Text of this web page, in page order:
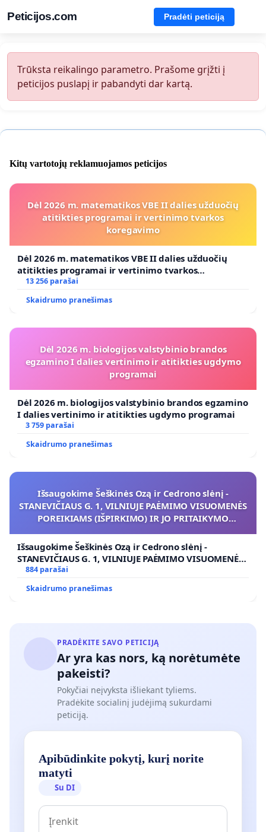
Peticijos.com Pradėti peticiją
Trūksta reikalingo parametro. Prašome grįžti į
peticijos puslapį ir pabandyti dar kartą.
Kitų vartotojų reklamuojamos peticijos
Dėl 2026 m. matematikos VBE II dalies užduočių
atitikties programai ir vertinimo tvarkos
koregavimo
Dėl 2026 m. matematikos VBE II dalies užduočių
atitikties programai ir vertinimo tvarkos
koregavimo
13 256 parašai
Skaidrumo pranešimas
Dėl 2026 m. biologijos valstybinio brandos
egzamino I dalies vertinimo ir atitikties ugdymo
programai
Dėl 2026 m. biologijos valstybinio brandos egzamino
I dalies vertinimo ir atitikties ugdymo programai
3 759 parašai
Skaidrumo pranešimas
Išsaugokime Šeškinės Ozą ir Cedrono slėnį -
STANEVIČIAUS G. 1, VILNIUJE PAĖMIMO VISUOMENĖS
POREIKIAMS (IŠPIRKIMO) IR JO PRITAIKYMO
Išsaugokime Šeškinės Ozą ir Cedrono slėnį -
STANEVIČIAUS G. 1, VILNIUJE PAĖMIMO VISUOMENĖS
POREIKIAMS (IŠPIRKIMO) IR JO PRITAIKYMO VIEŠAJAI
ŽELDYNŲ FUNKCIJAI
884 parašai
Skaidrumo pranešimas
PRADĖKITE SAVO PETICIJĄ
Ar yra kas nors, ką norėtumėte
pakeisti?
Pokyčiai neįvyksta išliekant tyliems.
Pradėkite socialinį judėjimą sukurdami
peticiją.
Apibūdinkite pokytį, kurį norite
matyti
Su DI